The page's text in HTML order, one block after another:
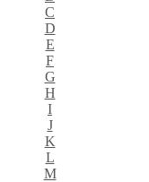
C
D
E
F
G
H
I
J
K
L
M